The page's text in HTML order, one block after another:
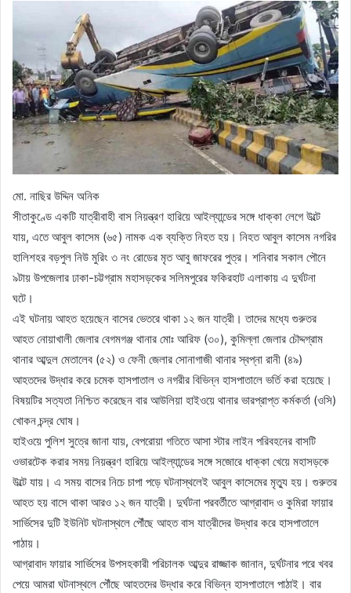
মো. নাছির উদ্দিন অনিক
সীতাকুণ্ডে একটি যাত্রীবাহী বাস নিয়ন্ত্রণ হারিয়ে আইল্যান্ডের সঙ্গে ধাক্কা লেগে উল্টে
যায়, এতে আবুল কাসেম (৬৫) নামক এক ব্যক্তি নিহত হয়। নিহত আবুল কাসেম নগরির
হালিশহর বড়পুল নিউ মুরিং ৩ নং রোডের মৃত আবু জাফরের পুত্র। শনিবার সকাল পৌনে
৯টায় উপজেলার ঢাকা-চট্টগ্রাম মহাসড়কের সলিমপুরের ফকিরহাট এলাকায় এ দুর্ঘটনা
ঘটে।
এই ঘটনায় আহত হয়েছেন বাসের ভেতরে থাকা ১২ জন যাত্রী। তাদের মধ্যে গুরুতর
আহত নোয়াখালী জেলার বেগমগঞ্জ থানার মোঃ আরিফ (৩০), কুমিল্লা জেলার চৌদ্দগ্রাম
থানার আব্দুল মেতালেব (৫২) ও ফেনী জেলার সোনাগাজী থানার স্বপ্না রানী (৪৯)
আহতদের উদ্ধার করে চমেক হাসপাতাল ও নগরীর বিভিন্ন হাসপাতালে ভর্তি করা হয়েছে।
বিষয়টির সত্যতা নিশ্চিত করেছেন বার আউলিয়া হাইওয়ে থানার ভারপ্রাপ্ত কর্মকর্তা (ওসি)
খোকন চন্দ্র ঘোষ।
হাইওয়ে পুলিশ সুত্রে জানা যায়, বেপরোয়া গতিতে আসা স্টার লাইন পরিবহনের বাসটি
ওভারটেক করার সময় নিয়ন্ত্রণ হারিয়ে আইল্যান্ডের সঙ্গে সজোরে ধাক্কা খেয়ে মহাসড়কে
উল্টে যায়। এ সময় বাসের নিচে চাপা পড়ে ঘটনাস্থলেই আবুল কাসেমের মৃত্যু হয়। গুরুতর
আহত হয় বাসে থাকা আরও ১২ জন যাত্রী। দুর্ঘটনা পরবর্তীতে আগ্রাবাদ ও কুমিরা ফায়ার
সার্ভিসের দুটি ইউনিট ঘটনাস্থলে পৌঁছে আহত বাস যাত্রীদের উদ্ধার করে হাসপাতালে
পাঠায়।
আগ্রাবাদ ফায়ার সার্ভিসের উপসহকারী পরিচালক আব্দুর রাজ্জাক জানান, দুর্ঘটনার পরে খবর
পেয়ে আমরা ঘটনাস্থলে পৌঁছে আহতদের উদ্ধার করে বিভিন্ন হাসপাতালে পাঠাই। বার